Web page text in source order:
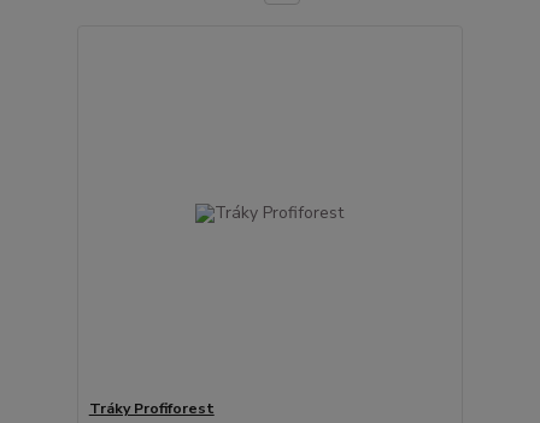
Tráky Profiforest